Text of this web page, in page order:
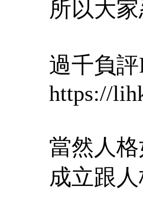
所以大
過千負評
https://
當然人
成立跟